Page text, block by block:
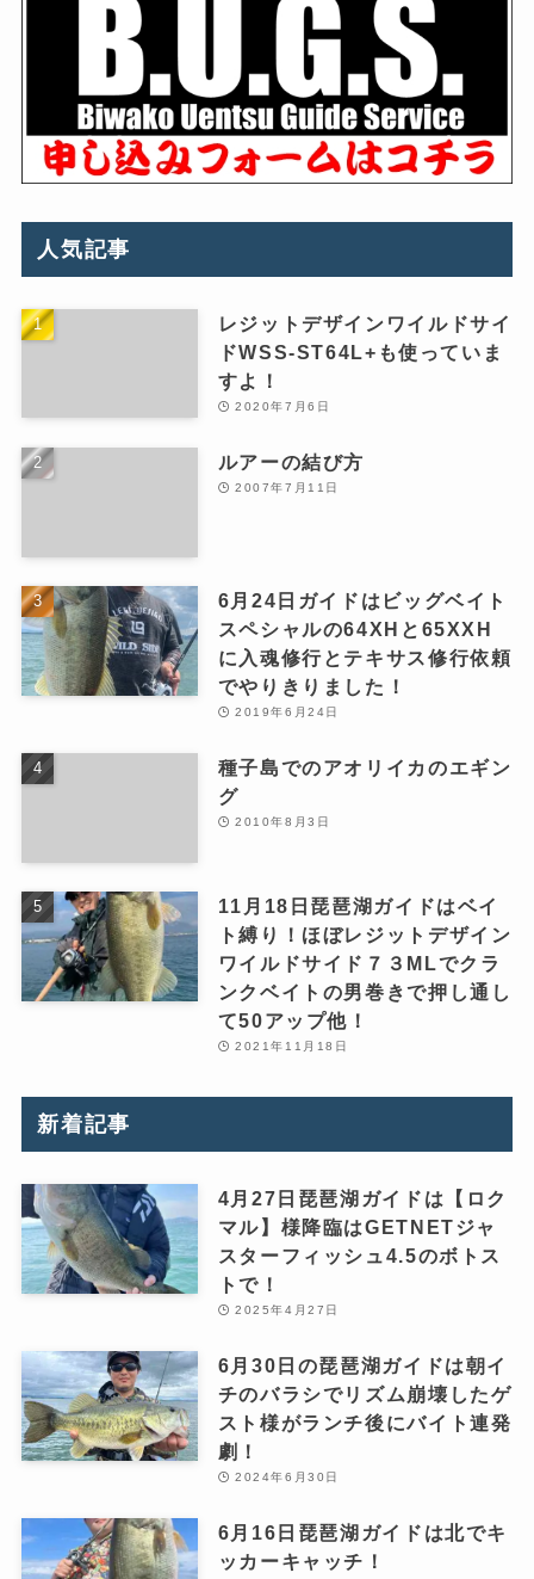
人気記事
レジットデザインワイルドサイ
ドWSS-ST64L+も使っていま
すよ！
2020年7月6日
ルアーの結び方
2007年7月11日
6月24日ガイドはビッグベイト
スペシャルの64XHと65XXH
に入魂修行とテキサス修行依頼
でやりきりました！
2019年6月24日
種子島でのアオリイカのエギン
グ
2010年8月3日
11月18日琵琶湖ガイドはベイ
ト縛り！ほぼレジットデザイン
ワイルドサイド７３MLでクラ
ンクベイトの男巻きで押し通し
て50アップ他！
2021年11月18日
新着記事
4月27日琵琶湖ガイドは【ロク
マル】様降臨はGETNETジャ
スターフィッシュ4.5のボトス
トで！
2025年4月27日
6月30日の琵琶湖ガイドは朝イ
チのバラシでリズム崩壊したゲ
スト様がランチ後にバイト連発
劇！
2024年6月30日
6月16日琵琶湖ガイドは北でキ
ッカーキャッチ！